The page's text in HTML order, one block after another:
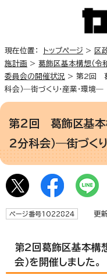
現在位置： トップページ > 区
施計画 > 葛飾区基本構想（令
委員会の開催状況 > 第2回 葛
科会）―街づくり・産業・環境―
第2回 葛飾区基本
2分科会）―街づく
ページ番号1022824 更新
第2回葛飾区基本構
会）を開催しました。